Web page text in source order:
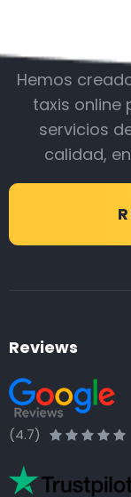
Hemos
taxis online
servicios
calidad,
Reviews
(4.7)